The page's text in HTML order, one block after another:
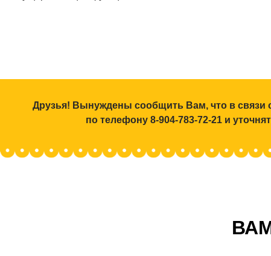
Друзья! Вынуждены сообщить Вам, что в связи
по телефону 8-904-783-72-21 и